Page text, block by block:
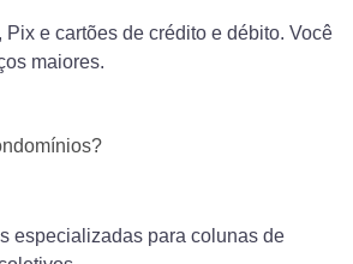
e cartões de crédito e débito. Você
maiores.
especializadas para colunas de